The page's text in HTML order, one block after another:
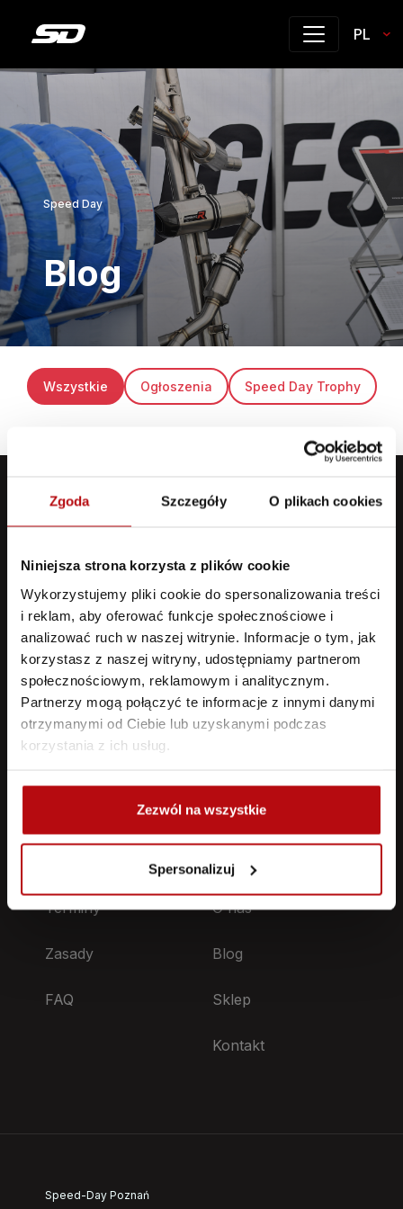
Zgoda Szczegóły O plikach cookies
Niniejsza strona korzysta z plików cookie
Wykorzystujemy pliki cookie do spersonalizowania treści
i reklam, aby oferować funkcje społecznościowe i
analizować ruch w naszej witrynie. Informacje o tym, jak
korzystasz z naszej witryny, udostępniamy partnerom
społecznościowym, reklamowym i analitycznym.
Partnerzy mogą połączyć te informacje z innymi danymi
otrzymanymi od Ciebie lub uzyskanymi podczas
korzystania z ich usług.
Zezwól na wszystkie
Spersonalizuj
PL
Speed Day
Blog
Wszystkie Ogłoszenia Speed Day Trophy
Treningi motocyklowe dla
profesjonalistów i amatorów
biuro@speed-day.pl
Terminy
Zasady
FAQ
SPEED DAY
O nas
Blog
Sklep
Kontakt
Speed-Day Poznań